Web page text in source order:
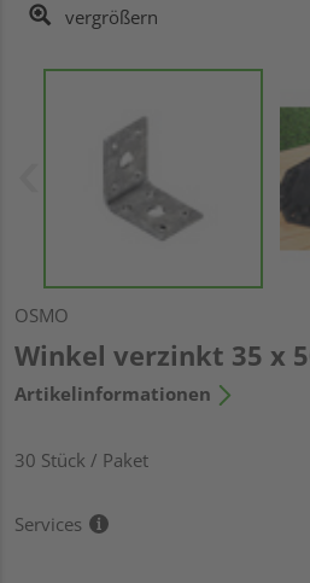
vergrößern
OSMO
Winkel verzinkt 35 x
Artikelinformationen
30 Stück / Paket
Services